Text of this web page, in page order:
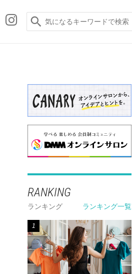
RANKING
ランキング ランキング一覧
1